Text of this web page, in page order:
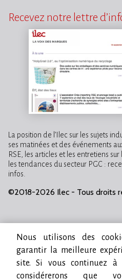
Recevez notre lettre
La position de l’Ilec sur les sujets
ses matinées et des événements
RSE, les articles et les entretiens
les tendances du secteur PGC :
infos.
©2018-2026 Ilec - Tous droits
Nous utilisons des
garantir la meilleure
site. Si vous continuez à
considérerons que